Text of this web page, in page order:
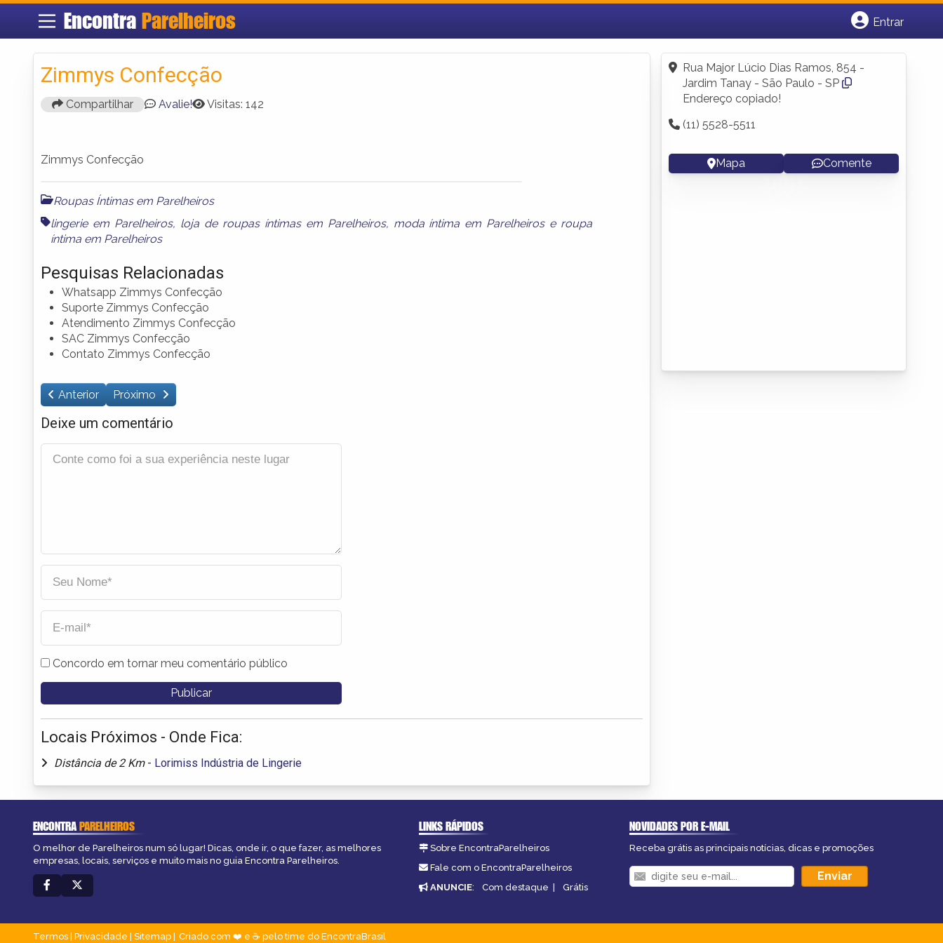
Encontra Parelheiros
Entrar
Fazer login
Criar conta
Zimmys Confecção
Compartilhar Avalie! Visitas: 142
Zimmys Confecção
Roupas Íntimas em Parelheiros
lingerie em Parelheiros, loja de roupas íntimas em Parelheiros, moda íntima em Parelheirose roupa
íntima em Parelheiros
Pesquisas Relacionadas
Whatsapp Zimmys Confecção
Suporte Zimmys Confecção
Atendimento Zimmys Confecção
SAC Zimmys Confecção
Contato Zimmys Confecção
Anterior Próximo
Deixe um comentário
Concordo em tornar meu comentário público
Locais Próximos - Onde Fica:
Distância de 2 Km - Lorimiss Indústria de Lingerie
Rua Major Lúcio Dias Ramos, 854 -
Jardim Tanay - São Paulo - SP
Endereço copiado!
(11) 5528-5511
Mapa Comente
ENCONTRAPARELHEIROS
O melhor de Parelheiros num só lugar! Dicas, onde ir, o que fazer, as melhores
empresas, locais, serviços e muito mais no guia Encontra Parelheiros.
LINKS RÁPIDOS
Sobre EncontraParelheiros
Fale com o EncontraParelheiros
ANUNCIE: Com destaque | Grátis
NOVIDADES POR E-MAIL
Receba grátis as principais notícias, dicas e promoções
Termos Privacidade Sitemap Criado com ❤️ e ☕ pelo time do EncontraBrasil